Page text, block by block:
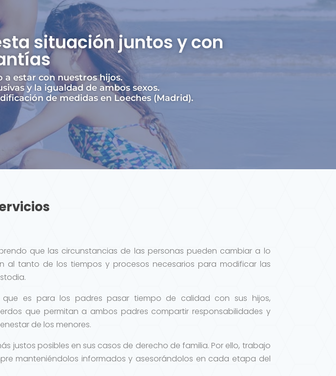
situación juntos y con
a estar con nuestros hijos.
y la igualdad de ambos sexos.
de medidas en Loeches (Madrid).
que las circunstancias de las personas pueden cambiar a lo
al tanto de los tiempos y procesos necesarios para modificar las
es para los padres pasar tiempo de calidad con sus hijos,
que permitan a ambos padres compartir responsabilidades y
de los menores.
justos posibles en sus casos de derecho de familia. Por ello, trabajo
manteniéndolos informados y asesorándolos en cada etapa del